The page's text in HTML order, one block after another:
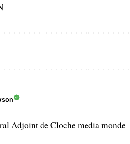
Adjoint de Cloche media monde